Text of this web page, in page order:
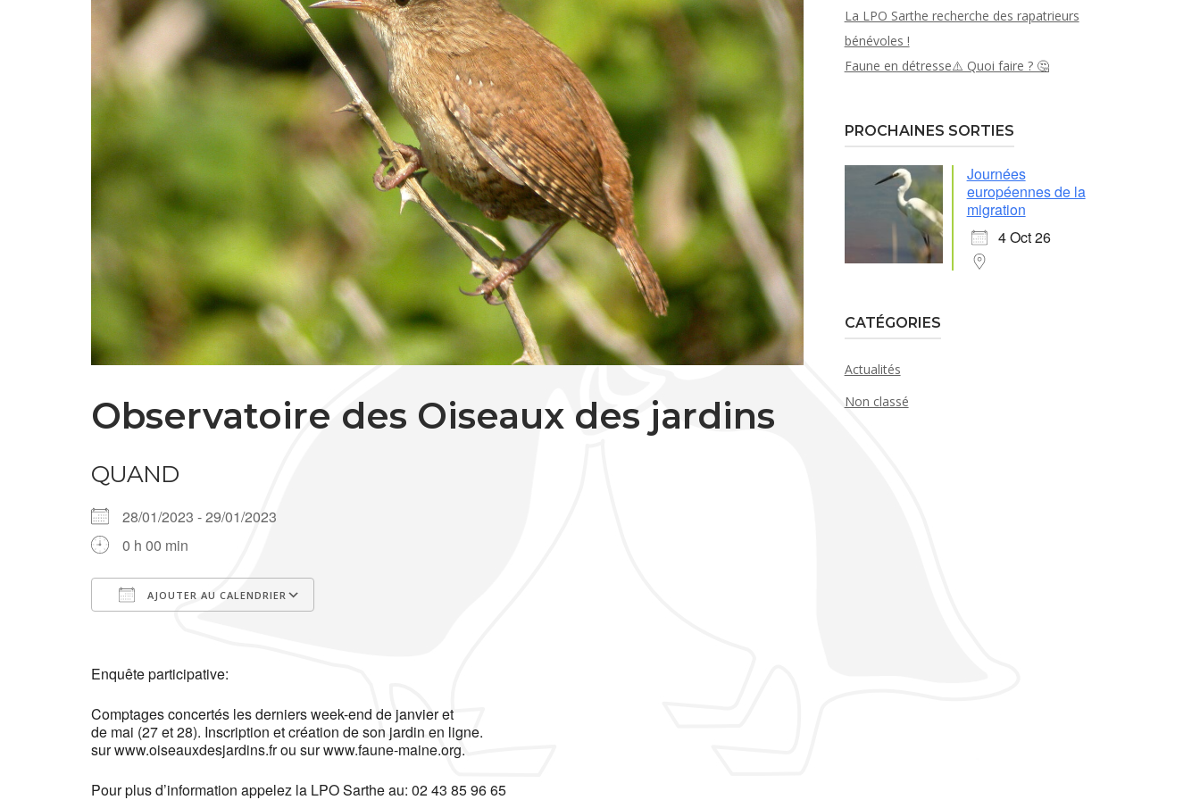
Observatoire des Oiseaux des jardins
QUAND
28/01/2023 - 29/01/2023
0 h 00 min
AJOUTER AU CALENDRIER
Enquête participative:
Comptages concertés les derniers week-end de janvier et
de mai (27 et 28). Inscription et création de son jardin en ligne.
sur www.oiseauxdesjardins.fr ou sur www.faune-maine.org.
Pour plus d’information appelez la LPO Sarthe au: 02 43 85 96 65
La LPO Sarthe recherche des rapatrieurs
bénévoles !
Faune en détresse⚠️ Quoi faire ? 🤔
PROCHAINES SORTIES
Journées
européennes de la
migration
4 Oct 26
CATÉGORIES
Actualités
Non classé